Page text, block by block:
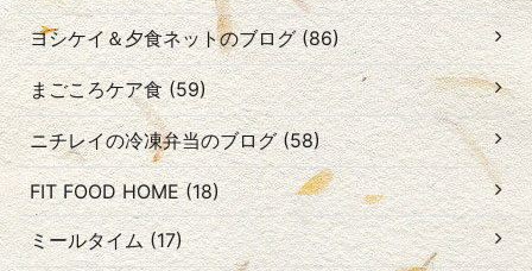
ヨシケイ＆夕食ネットのブログ (86)
まごころケア食 (59)
ニチレイの冷凍弁当のブログ (58)
FIT FOOD HOME (18)
ミールタイム (17)